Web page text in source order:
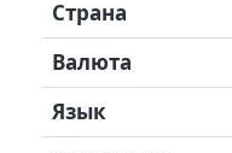
Страна
Валюта
Язык